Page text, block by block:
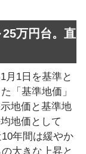
万円台。直
月1日を基準と
「基準地価」
地価と基準地
地価として
年間は緩やか
大きな上昇と